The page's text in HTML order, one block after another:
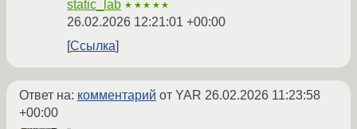
static_lab ★★★★★
26.02.2026 12:21:01 +00:00
Ссылка
Ответ на: комментарий от YAR 26.02.2026 11:23:58
+00:00